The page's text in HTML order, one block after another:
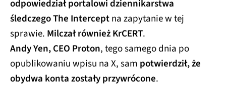
odpowiedział portalowi dziennikarstwa
śledczego The Interceptna zapytanie w tej
sprawie. Milczał również KrCERT.
Andy Yen, CEO Proton, tego samego dnia po
opublikowaniu wpisu na X, sam potwierdził, że
obydwa konta zostały przywrócone.